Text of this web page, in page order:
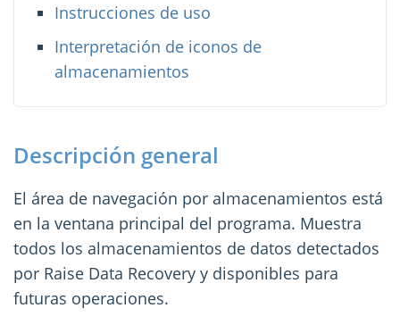
Instrucciones de uso
Interpretación de iconos de
almacenamientos
Descripción general
El área de navegación por almacenamientos está
en la ventana principal del programa. Muestra
todos los almacenamientos de datos detectados
por Raise Data Recovery y disponibles para
futuras operaciones.